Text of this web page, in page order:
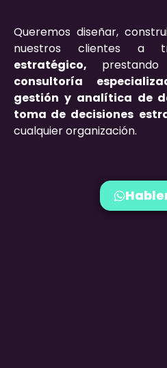
Queremos diseñar,
nuestros clientes a
estratégico, prestando
consultoría
gestión y analítica de
toma de decisiones
cualquier organización.